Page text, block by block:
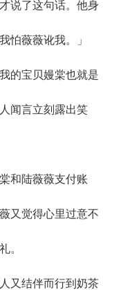
说了这句话。他身
怕薇薇讹我。」
的宝贝嫚棠也就是
闻言立刻露出笑
和陆薇薇支付账
又觉得心里过意不
。
又结伴而行到奶茶